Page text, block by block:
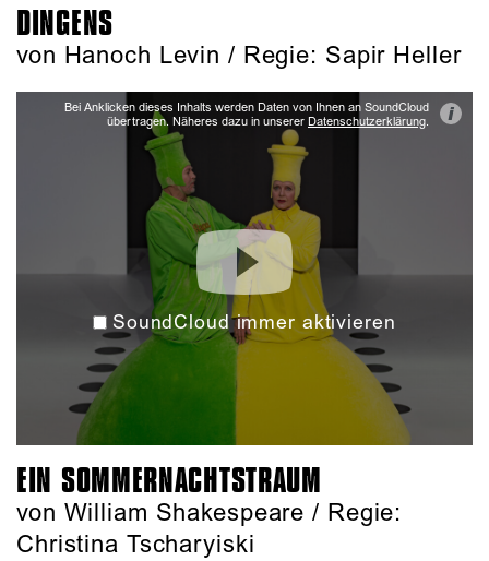
DINGENS
von Hanoch Levin / Regie: Sapir Heller
Bei Anklicken dieses Inhalts werden Daten von Ihnen an SoundCloud
übertragen. Näheres dazu in unserer Datenschutzerklärung. i
SoundCloud immer aktivieren
EIN SOMMERNACHTSTRAUM
von William Shakespeare / Regie:
Christina Tscharyiski